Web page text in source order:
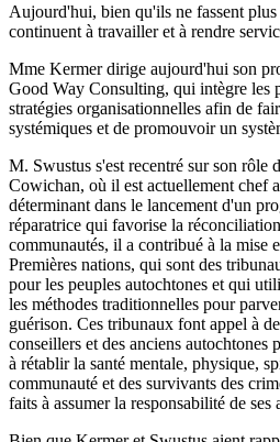
Aujourd'hui, bien qu'ils ne fassent
continuent à travailler et à rendre
Mme Kermer dirige aujourd'hui son
Good Way Consulting, qui intègre les
stratégies organisationnelles afin de
systémiques et de promouvoir un
M. Swustus s'est recentré sur son rôle
Cowichan, où il est actuellement chef
déterminant dans le lancement d'un
réparatrice qui favorise la
communautés, il a contribué à la mise
Premières nations, qui sont des
pour les peuples autochtones et qui
les méthodes traditionnelles pour
guérison. Ces tribunaux font appel à
conseillers et des anciens autochtones
à rétablir la santé mentale, physique,
communauté et des survivants des
faits à assumer la responsabilité de ses